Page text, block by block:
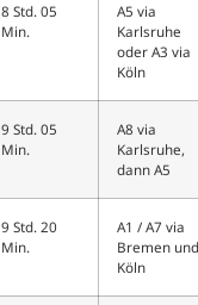
8 Std. 05
Min.
A5 via
Karlsruhe
oder A3 via
Köln
9 Std. 05
Min.
A8 via
Karlsruhe,
dann A5
9 Std. 20
Min.
A1 / A7 via
Bremen und
Köln